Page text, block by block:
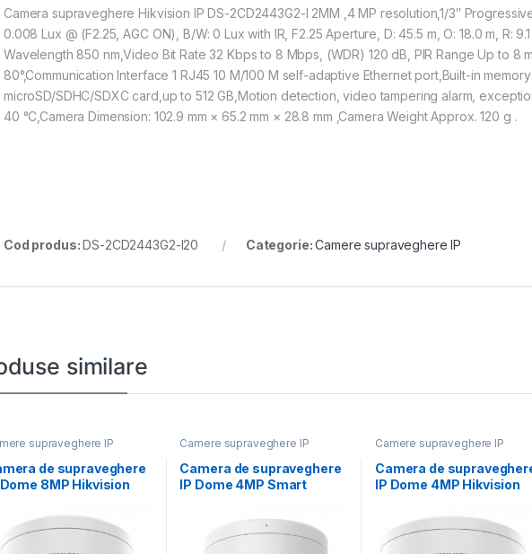
Camera supraveghere Hikvision IP DS-2CD2443G2-I 2MM ,4 MP resolution,1/3″
0.008 Lux @ (F2.25, AGC ON), B/W: 0 Lux with IR, F2.25 Aperture, D: 45.5 m, O: 18.0 m, R: 9.1
Wavelength 850 nm,Video Bit Rate 32 Kbps to 8 Mbps, (WDR) 120 dB, PIR Range Up to 8
80°,Communication Interface 1 RJ45 10 M/100 M self-adaptive Ethernet port,Built-in
microSD/SDHC/SDXC card,up to 512 GB,Motion detection, video tampering alarm,
40 °C,Camera Dimension: 102.9 mm × 65.2 mm × 28.8 mm ,Camera Weight Approx. 120 g .
Cod produs:DS-2CD2443G2-I20 Categorie:Camere supraveghere IP
similare
supraveghere IP
de supraveghere
8MP Hikvision
12MM)(EF), lentila
Camere supraveghere IP
Camera de supraveghere
IP Dome 4MP Smart
Camere supraveghere IP
Camera de
IP Dome 4MP Hikvision
IZS(2.8-12MM)(EF), lentila